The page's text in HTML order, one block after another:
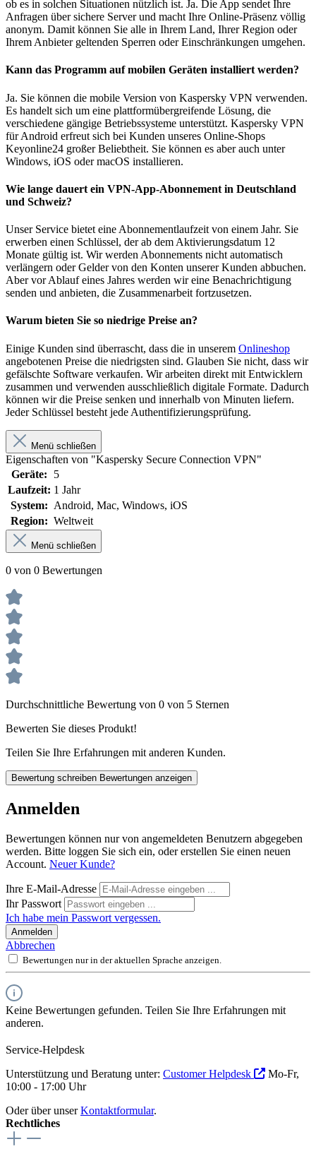
ob es in solchen Situationen nützlich ist. Ja. Die App sendet Ihre
Anfragen über sichere Server und macht Ihre Online-Präsenz völlig
anonym. Damit können Sie alle in Ihrem Land, Ihrer Region oder
Ihrem Anbieter geltenden Sperren oder Einschränkungen umgehen.
Kann das Programm auf mobilen Geräten installiert werden?
Ja. Sie können die mobile Version von Kaspersky VPN verwenden.
Es handelt sich um eine plattformübergreifende Lösung, die
verschiedene gängige Betriebssysteme unterstützt. Kaspersky VPN
für Android erfreut sich bei Kunden unseres Online-Shops
Keyonline24 großer Beliebtheit. Sie können es aber auch unter
Windows, iOS oder macOS installieren.
Wie lange dauert ein VPN-App-Abonnement in Deutschland
und Schweiz?
Unser Service bietet eine Abonnementlaufzeit von einem Jahr. Sie
erwerben einen Schlüssel, der ab dem Aktivierungsdatum 12
Monate gültig ist. Wir werden Abonnements nicht automatisch
verlängern oder Gelder von den Konten unserer Kunden abbuchen.
Aber vor Ablauf eines Jahres werden wir eine Benachrichtigung
senden und anbieten, die Zusammenarbeit fortzusetzen.
Warum bieten Sie so niedrige Preise an?
Einige Kunden sind überrascht, dass die in unserem Onlineshop
angebotenen Preise die niedrigsten sind. Glauben Sie nicht, dass wir
gefälschte Software verkaufen. Wir arbeiten direkt mit Entwicklern
zusammen und verwenden ausschließlich digitale Formate. Dadurch
können wir die Preise senken und innerhalb von Minuten liefern.
Jeder Schlüssel besteht jede Authentifizierungsprüfung.
Menü schließen
Eigenschaften von "Kaspersky Secure Connection VPN"
Geräte:
5
Laufzeit: 1 Jahr
System: Android, Mac, Windows, iOS
Region: Weltweit
Menü schließen
0 von 0 Bewertungen
Durchschnittliche Bewertung von 0 von 5 Sternen
Bewerten Sie dieses Produkt!
Teilen Sie Ihre Erfahrungen mit anderen Kunden.
Bewertung schreiben Bewertungen anzeigen
Anmelden
Bewertungen können nur von angemeldeten Benutzern abgegeben
werden. Bitte loggen Sie sich ein, oder erstellen Sie einen neuen
Account. Neuer Kunde?
Ihre E-Mail-Adresse
Ihr Passwort
Ich habe mein Passwort vergessen.
Anmelden
Abbrechen
Bewertungen nur in der aktuellen Sprache anzeigen.
Keine Bewertungen gefunden. Teilen Sie Ihre Erfahrungen mit
anderen.
Service-Helpdesk
Unterstützung und Beratung unter: Customer Helpdesk
Mo-Fr,
10:00 - 17:00 Uhr
Oder über unserKontaktformular.
Rechtliches